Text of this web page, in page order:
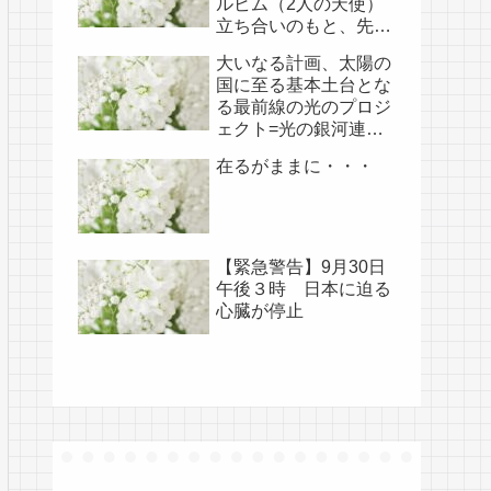
ルビム（2人の天使）
立ち合いのもと、先月
あらためて補足）
大いなる計画、太陽の
国に至る基本土台とな
る最前線の光のプロジ
ェクト=光の銀河連盟
ち、宇宙規模での壮大
在るがままに・・・
【緊急警告】9月30日
午後３時 日本に迫る
心臓が停止